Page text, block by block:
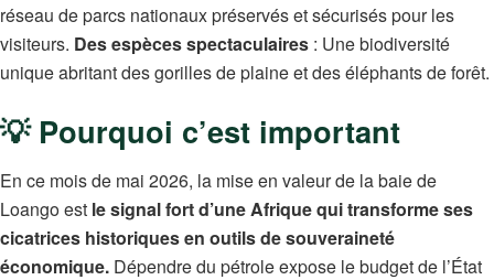
réseau de parcs nationaux préservés et sécurisés pour les
visiteurs. Des espèces spectaculaires : Une biodiversité
unique abritant des gorilles de plaine et des éléphants de forêt.
💡 Pourquoi c’est important
En ce mois de mai 2026, la mise en valeur de la baie de
Loango est le signal fort d’une Afrique qui transforme ses
cicatrices historiques en outils de souveraineté
économique. Dépendre du pétrole expose le budget de l’État